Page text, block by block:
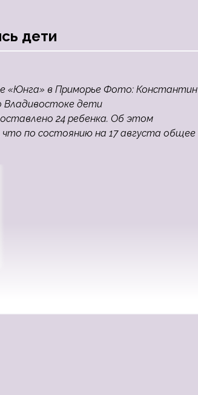
дети
«Юнга» в Приморье Фото: Константин
Владивостоке дети
24 ребенка. Об этом
по состоянию на 17 августа общее